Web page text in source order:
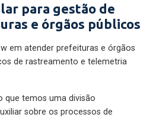
para gestão de
e órgãos públicos
em atender prefeituras e órgãos
de rastreamento e telemetria
que temos uma divisão
sobre os processos de